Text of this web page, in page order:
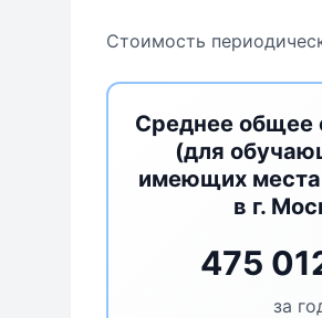
Стоимость
Среднее общее
(для
имеющих
в г.
475
за